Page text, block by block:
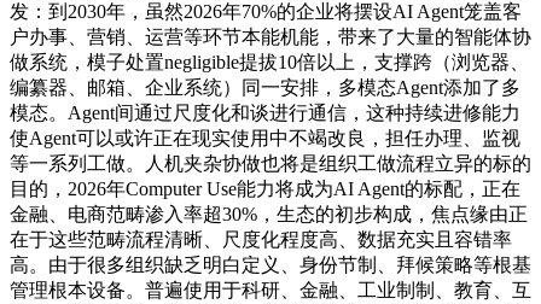
发：到2030年，虽然2026年70%的企业将摆设AI Agent笼盖客
户办事、营销、运营等环节本能机能，带来了大量的智能体协
做系统，模子处置negligible提拔10倍以上，支撑跨（浏览器、
编纂器、邮箱、企业系统）同一安排，多模态Agent添加了多
模态。Agent间通过尺度化和谈进行通信，这种持续进修能力
使Agent可以或许正在现实使用中不竭改良，担任办理、监视
等一系列工做。人机夹杂协做也将是组织工做流程立异的标的
目的，2026年Computer Use能力将成为AI Agent的标配，正在
金融、电商范畴渗入率超30%，生态的初步构成，焦点缘由正
在于这些范畴流程清晰、尺度化程度高、数据充实且容错率
高。由于很多组织缺乏明白定义、身份节制、拜候策略等根基
管理根本设备。普遍使用于科研、金融、工业制制、教育、互